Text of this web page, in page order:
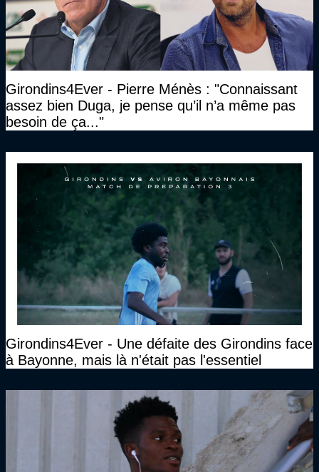
Girondins4Ever - Pierre Ménès : "Connaissant
assez bien Duga, je pense qu’il n’a même pas
besoin de ça..."
Girondins4Ever - Une défaite des Girondins face
à Bayonne, mais là n'était pas l'essentiel